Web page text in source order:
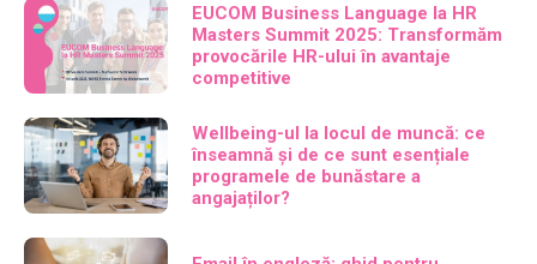
EUCOM Business Language la HR
Masters Summit 2025: Transformăm
provocările HR-ului în avantaje
competitive
Wellbeing-ul la locul de muncă: ce
înseamnă și de ce sunt esențiale
programele de bunăstare a
angajaților?